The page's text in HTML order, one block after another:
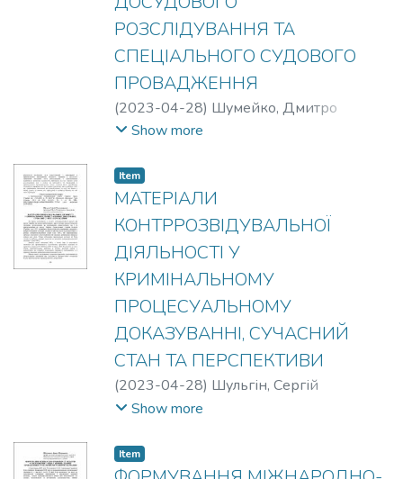
РОЗСЛІДУВАННЯ ТА
СПЕЦІАЛЬНОГО СУДОВОГО
ПРОВАДЖЕННЯ
(2023-04-28) Шумейко, Дмитро
Олександрович
Show more
Item
МАТЕРІАЛИ
КОНТРРОЗВІДУВАЛЬНОЇ
ДІЯЛЬНОСТІ У
КРИМІНАЛЬНОМУ
ПРОЦЕСУАЛЬНОМУ
ДОКАЗУВАННІ, СУЧАСНИЙ
СТАН ТА ПЕРСПЕКТИВИ
(2023-04-28) Шульгін, Сергій
Олександрович
Show more
Item